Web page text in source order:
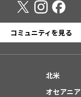
コミュニティを見る
北米
オセアニア